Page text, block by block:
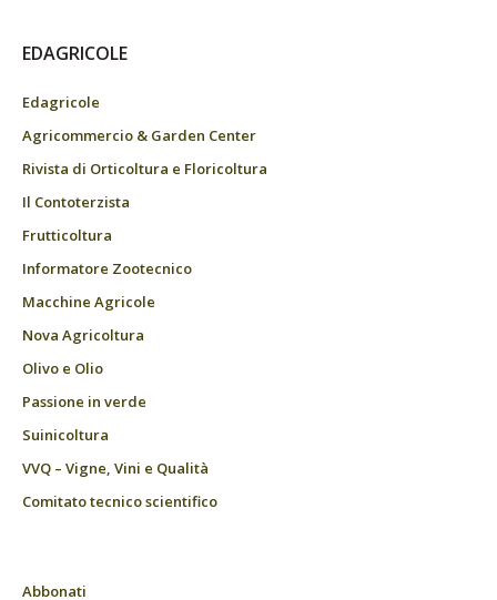
EDAGRICOLE
Edagricole
Agricommercio & Garden Center
Rivista di Orticoltura e Floricoltura
Il Contoterzista
Frutticoltura
Informatore Zootecnico
Macchine Agricole
Nova Agricoltura
Olivo e Olio
Passione in verde
Suinicoltura
VVQ – Vigne, Vini e Qualità
Comitato tecnico scientifico
Abbonati